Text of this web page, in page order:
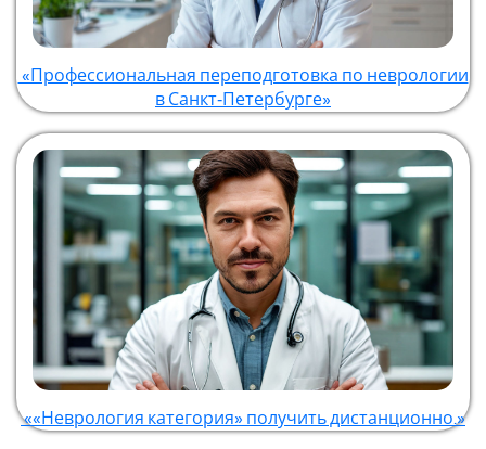
«Профессиональная переподготовка по неврологии
в Санкт‑Петербурге»
««Неврология категория» получить дистанционно.»